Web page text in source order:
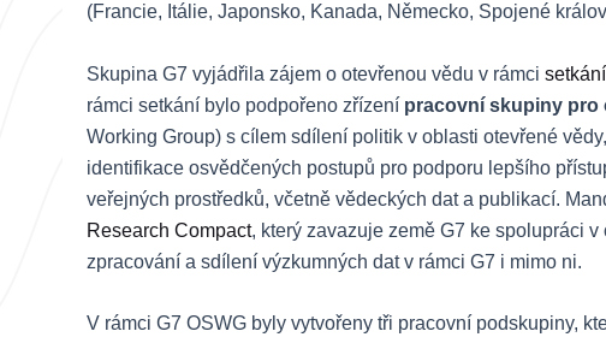
(Francie, Itálie, Japonsko, Kanada, Německo, Spojené
Skupina G7 vyjádřila zájem o otevřenou vědu v rámci
rámci setkání bylo podpořeno zřízení pracovní skupiny pro
Working Group) s cílem sdílení politik v oblasti otevřené
identifikace osvědčených postupů pro podporu lepšího
veřejných prostředků, včetně vědeckých dat a publikací.
Research Compact, který zavazuje země G7 ke spolupráci
zpracování a sdílení výzkumných dat v rámci G7 i mimo ni.
V rámci G7 OSWG byly vytvořeny tři pracovní podskupiny,